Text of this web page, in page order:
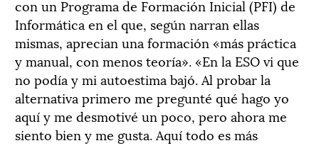
con un Programa de Formación Inicial (PFI) de
Informática en el que, según narran ellas
mismas, aprecian una formación «más práctica
y manual, con menos teoría». «En la ESO vi que
no podía y mi autoestima bajó. Al probar la
alternativa primero me pregunté qué hago yo
aquí y me desmotivé un poco, pero ahora me
siento bien y me gusta. Aquí todo es más